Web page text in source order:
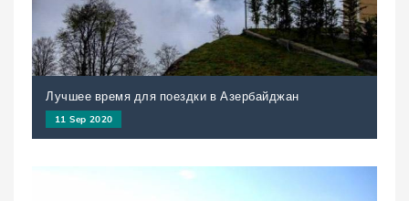
Лучшее время для поездки в Азербайджан
11 Sep 2020